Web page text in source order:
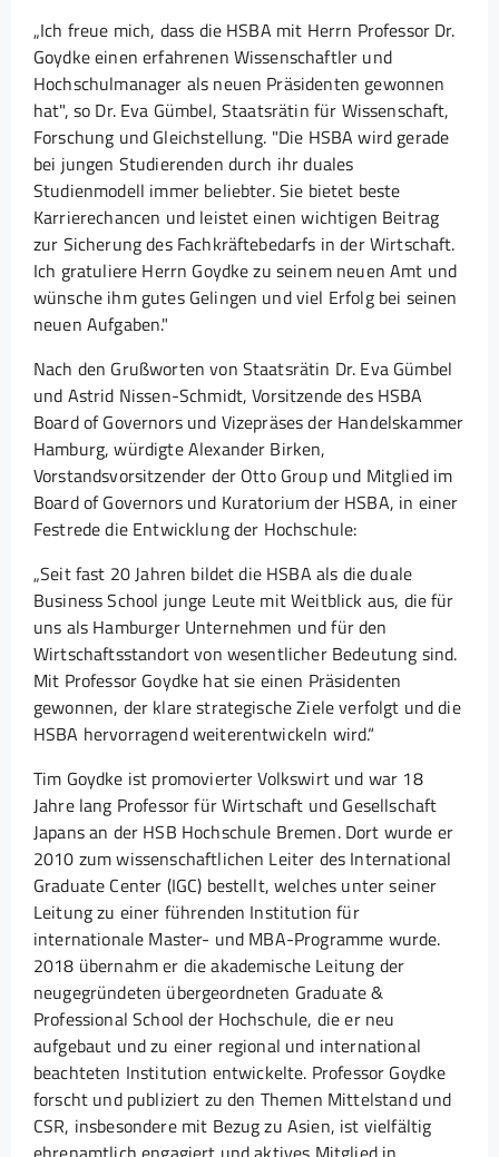
„Ich freue mich, dass die HSBA mit Herrn Professor Dr.
Goydke einen erfahrenen Wissenschaftler und
Hochschulmanager als neuen Präsidenten gewonnen
hat", so Dr. Eva Gümbel, Staatsrätin für Wissenschaft,
Forschung und Gleichstellung. "Die HSBA wird gerade
bei jungen Studierenden durch ihr duales
Studienmodell immer beliebter. Sie bietet beste
Karrierechancen und leistet einen wichtigen Beitrag
zur Sicherung des Fachkräftebedarfs in der Wirtschaft.
Ich gratuliere Herrn Goydke zu seinem neuen Amt und
wünsche ihm gutes Gelingen und viel Erfolg bei seinen
neuen Aufgaben."
Nach den Grußworten von Staatsrätin Dr. Eva Gümbel
und Astrid Nissen-Schmidt, Vorsitzende des HSBA
Board of Governors und Vizepräses der Handelskammer
Hamburg, würdigte Alexander Birken,
Vorstandsvorsitzender der Otto Group und Mitglied im
Board of Governors und Kuratorium der HSBA, in einer
Festrede die Entwicklung der Hochschule:
„Seit fast 20 Jahren bildet die HSBA als die duale
Business School junge Leute mit Weitblick aus, die für
uns als Hamburger Unternehmen und für den
Wirtschaftsstandort von wesentlicher Bedeutung sind.
Mit Professor Goydke hat sie einen Präsidenten
gewonnen, der klare strategische Ziele verfolgt und die
HSBA hervorragend weiterentwickeln wird.“
Tim Goydke ist promovierter Volkswirt und war 18
Jahre lang Professor für Wirtschaft und Gesellschaft
Japans an der HSB Hochschule Bremen. Dort wurde er
2010 zum wissenschaftlichen Leiter des International
Graduate Center (IGC) bestellt, welches unter seiner
Leitung zu einer führenden Institution für
internationale Master- und MBA-Programme wurde.
2018 übernahm er die akademische Leitung der
neugegründeten übergeordneten Graduate &
Professional School der Hochschule, die er neu
aufgebaut und zu einer regional und international
beachteten Institution entwickelte. Professor Goydke
forscht und publiziert zu den Themen Mittelstand und
CSR, insbesondere mit Bezug zu Asien, ist vielfältig